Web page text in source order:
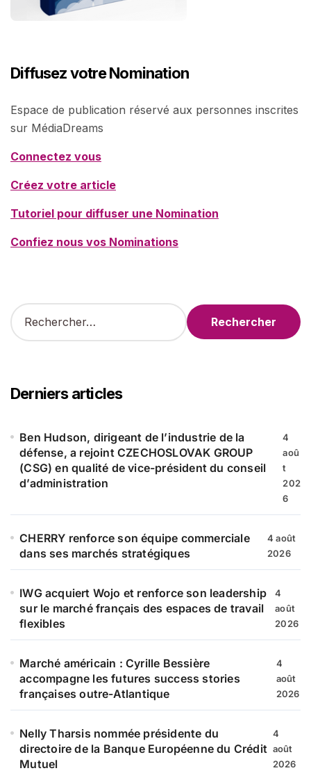
Diffusez votre Nomination
Espace de publication réservé aux personnes inscrites
sur MédiaDreams
Connectez vous
Créez votre article
Tutoriel pour diffuser une Nomination
Confiez nous vos Nominations
R
e
r
c
e
Derniers articles
Ben Hudson, dirigeant de l’industrie de la
défense, a rejoint CZECHOSLOVAK GROUP
(CSG) en qualité de vice-président du conseil
d’administration
4
aoû
t
202
6
CHERRY renforce son équipe commerciale
dans ses marchés stratégiques
4 août
2026
IWG acquiert Wojo et renforce son leadership
sur le marché français des espaces de travail
flexibles
4
août
2026
Marché américain : Cyrille Bessière
accompagne les futures success stories
françaises outre-Atlantique
4
août
2026
Nelly Tharsis nommée présidente du
directoire de la Banque Européenne du Crédit
Mutuel
4
août
2026